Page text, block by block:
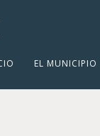
EL MUNICIPIO